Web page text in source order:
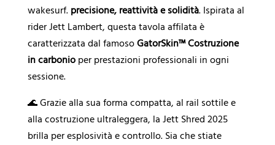
wakesurf. precisione, reattività e solidità. Ispirata al
rider Jett Lambert, questa tavola affilata è
caratterizzata dal famosoGatorSkin™ Costruzione
in carbonioper prestazioni professionali in ogni
sessione.
🌊 Grazie alla sua forma compatta, al rail sottile e
alla costruzione ultraleggera, la Jett Shred 2025
brilla per esplosività e controllo. Sia che stiate